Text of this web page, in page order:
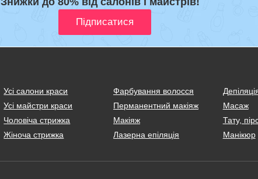
Усі салони краси
Усі майстри краси
Чоловіча стрижка
Жіноча стрижка
Фарбування волосся
Перманентний макіяж
Макіяж
Лазерна епіляція
Масаж
Тату,
Манікюр